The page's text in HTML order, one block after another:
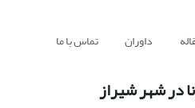
داوران تماس با ما
در شهر شیراز